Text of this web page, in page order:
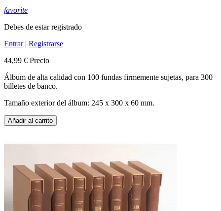
favorite
Debes de estar registrado
Entrar| Registrarse
44,99 € Precio
Álbum de alta calidad con 100 fundas firmemente sujetas, para 300
billetes de banco.
Tamaño exterior del álbum: 245 x 300 x 60 mm.
Añadir al carrito